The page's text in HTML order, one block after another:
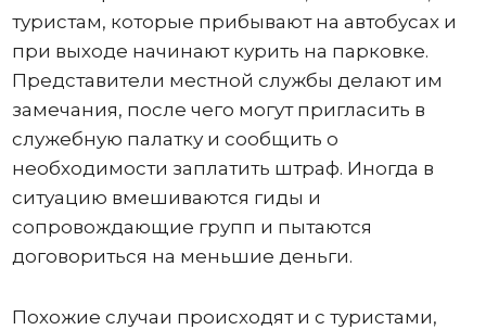
туристам, которые прибывают на автобусах и
при выходе начинают курить на парковке.
Представители местной службы делают им
замечания, после чего могут пригласить в
служебную палатку и сообщить о
необходимости заплатить штраф. Иногда в
ситуацию вмешиваются гиды и
сопровождающие групп и пытаются
договориться на меньшие деньги.
Похожие случаи происходят и с туристами,